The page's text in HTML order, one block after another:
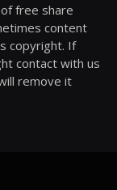
free share
content
copyright. If
contact with us
remove it